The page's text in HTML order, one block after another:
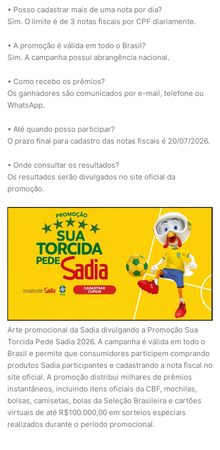
• Posso cadastrar mais de uma nota por dia?
Sim. O limite é de 3 notas fiscais por CPF diariamente.
• A promoção é válida em todo o Brasil?
Sim. A campanha possui abrangência nacional.
• Como recebo os prêmios?
Os ganhadores são comunicados por e-mail, telefone ou
WhatsApp.
• Até quando posso participar?
O prazo final para cadastro das notas fiscais é 20/07/2026.
• Onde consultar os resultados?
Os resultados serão divulgados no site oficial da
promoção.
Arte promocional da Sadia divulgando a Promoção Sua
Torcida Pede Sadia 2026. A campanha é válida em todo o
Brasil e permite que consumidores participem comprando
produtos Sadia participantes e cadastrando a nota fiscal no
site oficial. A promoção distribui milhares de prêmios
instantâneos, incluindo itens oficiais da CBF, mochilas,
bolsas, camisetas, bolas da Seleção Brasileira e cartões
virtuais de até R$100.000,00 em sorteios especiais
realizados durante o período promocional.